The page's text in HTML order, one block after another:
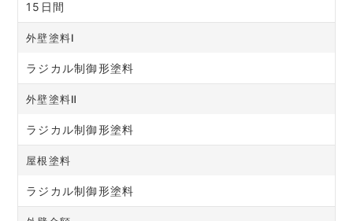
15日間
外壁塗料Ⅰ
ラジカル制御形塗料
外壁塗料Ⅱ
ラジカル制御形塗料
屋根塗料
ラジカル制御形塗料